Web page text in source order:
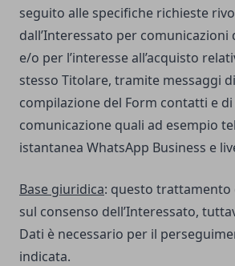
seguito alle specifiche richieste
dall’Interessato per
e/o per l’interesse all’acquisto
stesso Titolare, tramite messaggi
compilazione del Form contatti e
comunicazione quali ad esempio
istantanea WhatsApp Business e
Base giuridica: questo trattamento
sul consenso dell’Interessato,
Dati è necessario per il
indicata.